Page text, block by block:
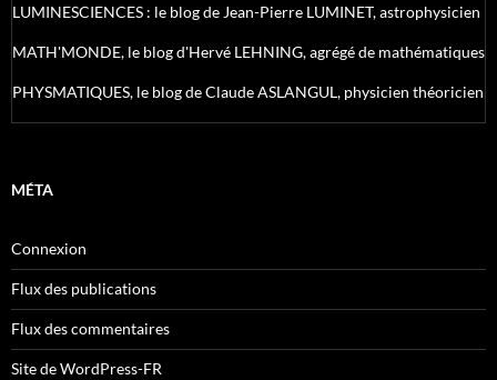
LUMINESCIENCES : le blog de Jean-Pierre LUMINET, astrophysicien
MATH'MONDE, le blog d'Hervé LEHNING, agrégé de mathématiques
PHYSMATIQUES, le blog de Claude ASLANGUL, physicien théoricien
MÉTA
Connexion
Flux des publications
Flux des commentaires
Site de WordPress-FR